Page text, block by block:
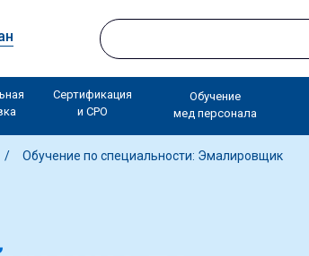
Сертификация
и СРО
Обучение
мед персонала
Обучение по специальности: Эмалировщик